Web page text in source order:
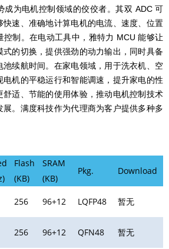
成为电机控制领域的佼佼者。其双 ADC 可
快速、准确地计算电机的电流、速度、位置
控制。在电动工具中，雅特力 MCU 能够让
式的切换，提供强劲的动力输出，同时具备
续航时间。在家电领域，用于洗衣机、空
机的平稳运行和智能调速，提升家电的性
适、节能的使用体验，推动电机控制技术
展。满度科技作为代理商为客户提供多种多
Flash
(KB)
SRAM
(KB)
Pkg. Download
256 96+12 LQFP48 暂无
256 96+12 QFN48 暂无